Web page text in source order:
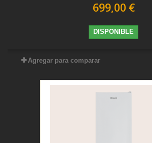
699,00 €
DISPONIBLE
Agregar para comparar